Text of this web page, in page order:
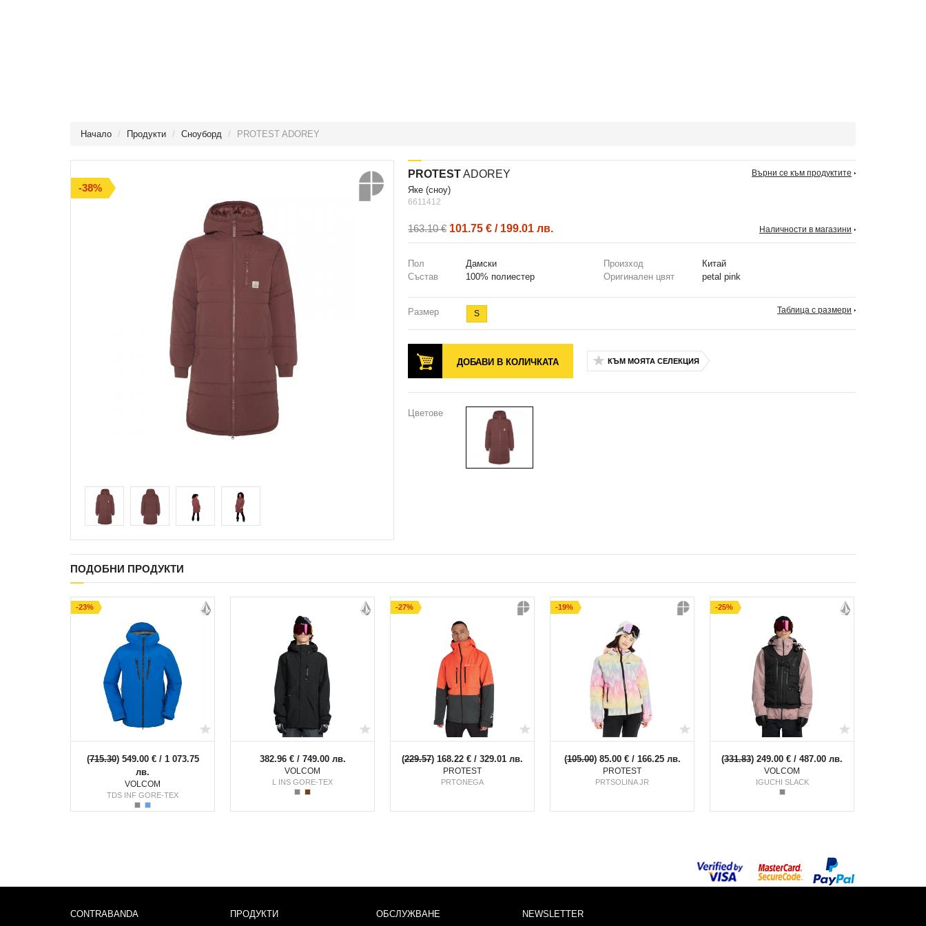
Начало Продукти Сноуборд PROTEST ADOREY
-38%
PROTESTADOREY
яке (сноу)
6611412
163.10 € 101.75 € / 199.01 лв.
Върни се към продуктите
Наличности в магазини
Пол Дамски Произход
Китай
Състав
100% полиестер Оригинален цвят petal pink
Размер S Таблица с размери
ДОБАВИ В КОЛИЧКАТА КЪМ МОЯТА СЕЛЕКЦИЯ
Цветове
ПОДОБНИ ПРОДУКТИ
(715.30) 549.00 € / 1 073.75
лв.
VOLCOM
TDS INF GORE-TEX
-23%
382.96 € / 749.00 лв.
VOLCOM
L INS GORE-TEX
(229.57) 168.22 € / 329.01 лв.
PROTEST
PRTONEGA
-27%
(105.00) 85.00 € / 166.25 лв.
PROTEST
PRTSOLINA JR
-19%
(331.83) 249.00 € / 487.00 лв.
VOLCOM
IGUCHI SLACK
-25%
CONTRABANDA ПРОДУКТИ ОБСЛУЖВАНЕ NEWSLETTER